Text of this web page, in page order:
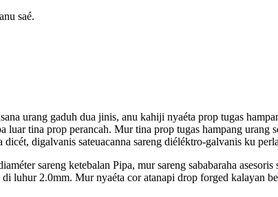
saé.
urang gaduh dua jinis, anu kahiji nyaéta prop tugas
tina prop perancah. Mur tina prop tugas hampang urang
digalvanis sateuacanna sareng diéléktro-galvanis ku
sareng ketebalan Pipa, mur sareng sababaraha
luhur 2.0mm. Mur nyaéta cor atanapi drop forged kalayan